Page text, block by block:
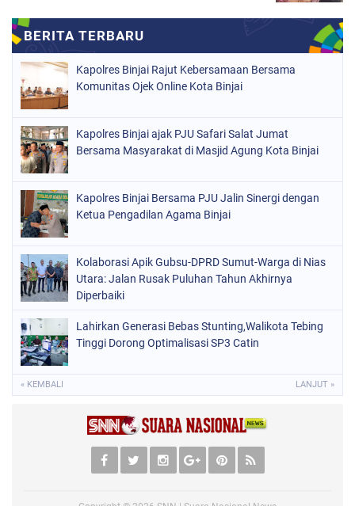
Kapolres Binjai Rajut Kebersamaan Bersama
Komunitas Ojek Online Kota Binjai
Kapolres Binjai ajak PJU Safari Salat Jumat
Bersama Masyarakat di Masjid Agung Kota Binjai
Kapolres Binjai Bersama PJU Jalin Sinergi dengan
Ketua Pengadilan Agama Binjai
Kolaborasi Apik Gubsu-DPRD Sumut-Warga di Nias
Utara: Jalan Rusak Puluhan Tahun Akhirnya
Diperbaiki
Lahirkan Generasi Bebas Stunting,Walikota Tebing
Tinggi Dorong Optimalisasi SP3 Catin
« KEMBALI LANJUT »